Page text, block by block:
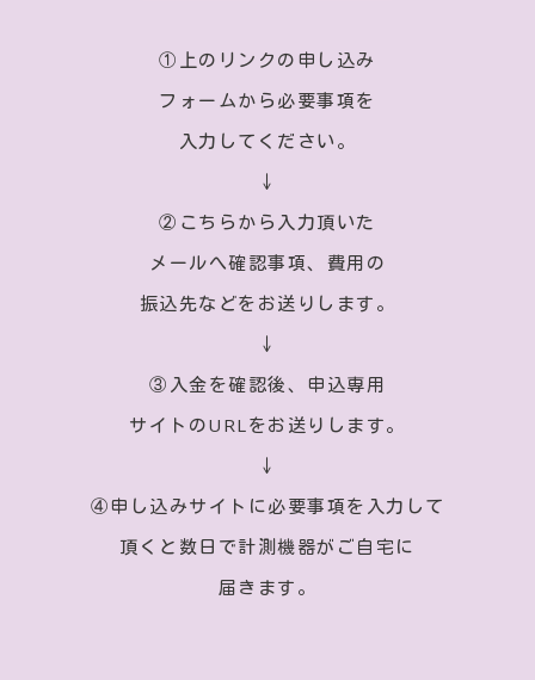
①上のリンクの申し込み
フォームから必要事項を
入力してください。
↓
②こちらから入力頂いた
メールへ確認事項、費用の
振込先などをお送りします。
↓
③入金を確認後、申込専用
サイトのURLをお送りします。
↓
④申し込みサイトに必要事項を入力して
頂くと数日で計測機器がご自宅に
届きます。